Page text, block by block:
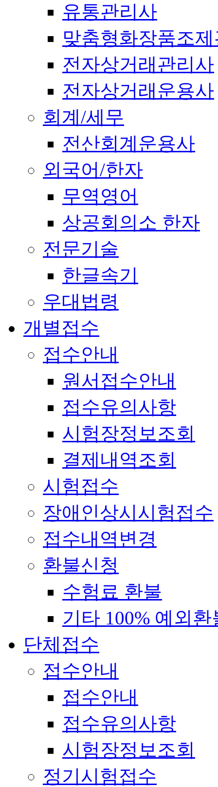
유통관리사
맞춤형화장품조
전자상거래관리사
전자상거래운용사
회계/세무
전산회계운용사
외국어/한자
무역영어
상공회의소 한자
전문기술
한글속기
우대법령
개별접수
접수안내
원서접수안내
접수유의사항
시험장정보조회
결제내역조회
시험접수
장애인상시시험접수
접수내역변경
환불신청
수험료 환불
기타 100% 예외환
단체접수
접수안내
접수안내
접수유의사항
시험장정보조회
정기시험접수